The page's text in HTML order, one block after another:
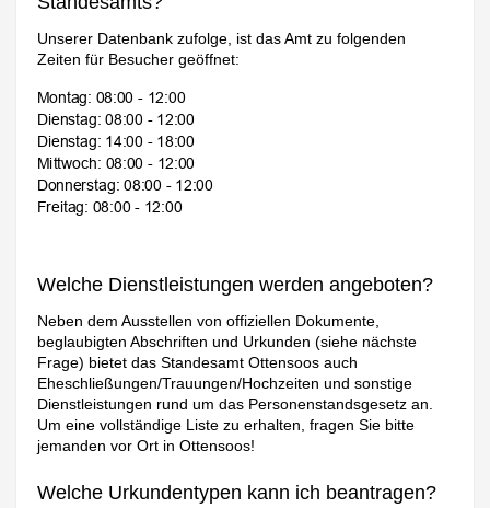
Unserer Datenbank zufolge, ist das Amt zu folgenden
Zeiten für Besucher geöffnet:
Welche Dienstleistungen werden angeboten?
Neben dem Ausstellen von offiziellen Dokumente,
beglaubigten Abschriften und Urkunden (siehe nächste
Frage) bietet das Standesamt Ottensoos auch
Eheschließungen/Trauungen/Hochzeiten und sonstige
Dienstleistungen rund um das Personenstandsgesetz an.
Um eine vollständige Liste zu erhalten, fragen Sie bitte
jemanden vor Ort in Ottensoos!
Welche Urkundentypen kann ich beantragen?